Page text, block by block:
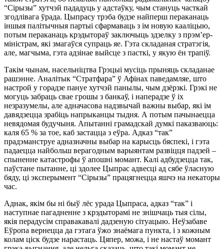
“Сірызы” хутчэй пададуць у адстаўку, чым стануць часткай
згодлівага ўрада. Цыпрасу трэба будзе найперш пераканаць
іншыя палітычныя партыі сфармаваць з ім новую кааліцыю,
потым пераканаць крэдытораў заключыць здзелку з прэм’ер-
міністрам, які змагаўся супраць яе. Гэта складаная стратэгія,
але, магчыма, гэта адзінае выйсце з пасткі, у якую ён трапіў.
Такім чынам, насельніцтва Грэцыі мусіць прыняць складанае
рашэнне. Аналітык “Стратфара” ў Афінах паведамляе, што
настрой у горадзе пануе хутчэй панылы, чым дзёрзкі. Грэкі не
могуць забраць свае грошы з банкаў, і наперадзе ў іх
незразумелы, але адначасова надзвычай важны выбар, які ім
давядзецца зрабіць напрыканцы тыдня. А потым пачынаецца
невядомая будучыня. Апытанні грамадскай думкі паказваюць:
каля 65 % за тое, каб застацца з еўра. Адказ “так”
прадэманструе адназначны выбар на карысць бяспекі, і гэта
падаецца найбольш верагодным варыянтам развіцця падзей –
спыненне катастрофы ў апошні момант. Калі адбудзецца так,
паўстане пытанне, ці здолее Цыпрас адвесці ад сябе ўласную
бяду, ці эксперымент “Сірызы” працягнецца яшчэ на некаторы
час.
Аднак, якім бы ні быў лёс урада Цыпраса, адказ “так” і
наступнае пагадненне з крэдыторамі не знішчаць тыя сілы,
якія перадусім справакавалі дадзеную сітуацыю. Неўзабаве
Еўропа вернецца да гэтага ўжо знаёмага пункта, і з кожным
колам ціск будзе нарастаць. Цяпер, можа, і не настаў момант